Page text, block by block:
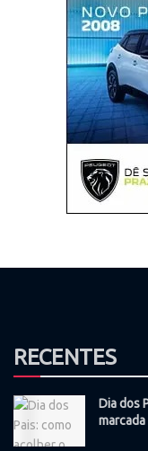
RECENTES
Dia dos